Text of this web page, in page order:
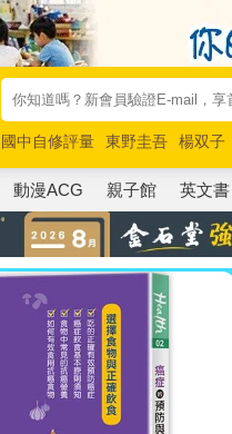
國中自修評量 東野圭吾 楊双子
唯紅花綻放
奧德賽 路邊攤新作
動漫ACG 親子館 英文書